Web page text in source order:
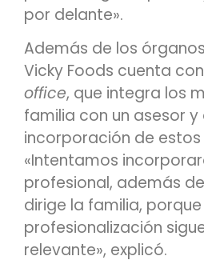
por delante».
Además de los
Vicky Foods cuenta
office, que integra los
familia con un asesor
incorporación de
«Intentamos
profesional, además
dirige la familia,
profesionalización
relevante», explicó.